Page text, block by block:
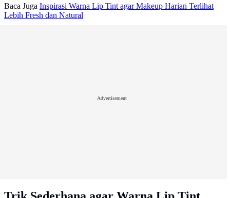
Baca Juga Inspirasi Warna Lip Tint agar Makeup Harian Terlihat
Lebih Fresh dan Natural
Advertisement